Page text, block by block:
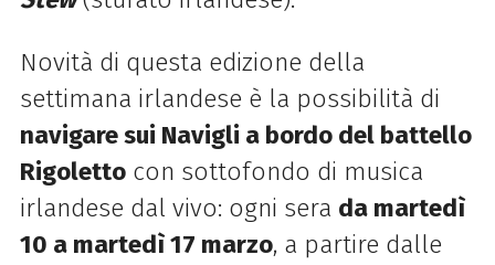
Novità di questa edizione della
settimana irlandese è la possibilità di
navigare sui Navigli a bordo del battello
Rigolettocon sottofondo di musica
irlandese dal vivo: ogni sera da martedì
10 a martedì 17 marzo, a partire dalle